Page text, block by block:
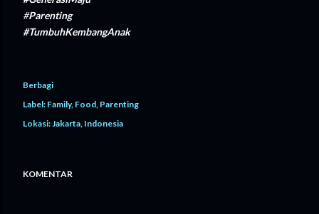
#Parenting
#TumbuhKembangAnak
Berbagi
Label: Family Food Parenting
Lokasi: Jakarta, Indonesia
KOMENTAR